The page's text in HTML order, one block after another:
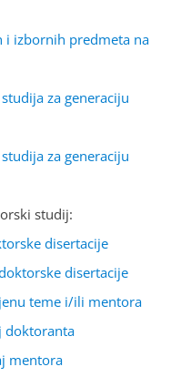
i izbornih predmeta na
za generaciju
za generaciju
studij:
disertacije
disertacije
teme i/ili mentora
doktoranta
mentora